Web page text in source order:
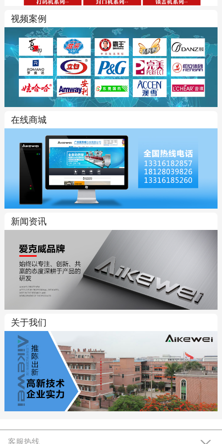
视频案例
在线商城
新闻资讯
关于我们
客服热线